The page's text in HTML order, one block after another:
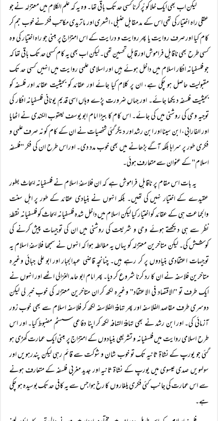
لیکن اب بھی ایک خلا کو پُر کرنا کسی حد تک باقی تھا۔ وہ یہ کہ علم الکلام میں معتزلہ نے جو
عقلی راہ اختیار کی تھی اس کے مد مقابل حنبلی، اشعری اور ماتریدی مکاتب فکر نے خوب جم کر
کام کیا اور صرف روایت یا پھر روایت و درایت کے اس امتزاج پر مبنی جو راہ اختیار کی وہ
کسی طرح بھی ناقابلِ فراموش اور قابلِ تحسین تھی۔ لیکن اب بھی یہ کام کسی حد تک باقی تھا کہ
جو فلسفیانہ افکار اسلام میں داخل ہوئے ہیں اور اسلامی علمی روایت میں انہیں کسی حد تک
مقبولیت حاصل ہو چکی ہے، ان پر کلام کیا جائے اور عقائد کو بحیثیت عقائد اور فلسفہ کو
بحیثیت فلسفہ دیکھا جائے۔ اور جہاں ضرورت پڑے وہاں اسی قدیم یونانی فلسفیانہ افکار کی
توجیہ وحی کی روشنی میں کی جائے۔ اس کام کا بیڑا امام ابو یوسف یعقوب الکندی نے اٹھایا
اور الفارابی، ابن سینا اور ابن رشد اور دیگر گئی شخصیات نے ان کے کام کو نہ صرف علمی و
فکری طور پر سراہا بلکہ آگے بڑھانے میں بھی خوب مدد دی۔ اور اس طرح ان کی فکر "فلسفہ
اسلام" کے عنوان سے متعارف ہوئی۔
یہ بات اس مقام پر ناقابلِ فراموش ہے کہ ان فلاسفۂ اسلام نے فلسفیانہ ابحاث بطور
عقیدے کے اختیار نہیں کی تھیں۔ بلکہ انہوں نے بنیادی عقائد کے طور پر اہل سنت
والجماعت ہی کے عقائد کو اختیار کیا لیکن اسلام میں داخل شدہ فلسفیانہ ابحاث کو فلسفیانہ نقطۂ
نظر سے ہی دیکھتے ہوئے وحی و شریعت کی روشنی میں ان کی توجیہات پیش کرنے کی
کوشش کی۔ لیکن متاخرین معتزلہ کو یہاں یہ مغالطہ ہوا کہ انہوں نے سمجھا فلاسفۂ اسلام یہ
توجیہات اعتقادی بنیادوں پر کر رہے ہیں۔ چنانچہ قاضی عبدالجبار اور ابو علی جبائی وغیرہ
متاخرین فلاسفہ نے ان کا رد کرنا شروع کر دیا۔ پھر امام ابو حامد الغزالی اٹھے اور انہوں نے
ایک طرف تو "الاقتصاد فی الاعتقاد" وغیرہ لکھ کر ان متاخرین معتزلہ کی خوب خبر لی لیکن
دوسری طرف مقاصد الفلاسفہ اور پھر تہافۃ الفلاسفہ لکھ کر فلاسفہ اسلام سے بھی خوب زور
آزمائی کی۔ اور ابن رشد نے بھی تہافۃ التہافہ لکھ کر اپنا دفاعی سسٹم مضبوط کیا۔ اور اس
طرح اسلامی روایت میں فلسفیانہ و تشریعی بنیادوں کے امتزاج پر مبنی ایک عمارت کھڑی ہو
گئی جو یورپ کے نشاۃِ ثانیہ تک تو خوب شان و شوکت سے قائم رہی لیکن پندرہویں اور
سولہویں صدی عیسوی میں یورپ کے نشاۃ ثانیہ اور جدید مغربی فلسفہ کے متعارف ہونے
سے اس عمارت کی جانب کئی فکری یلغاروں کا رخ ہوا جس سے یہ کافی حد تک بوسیدہ ہو چکی
ہے۔